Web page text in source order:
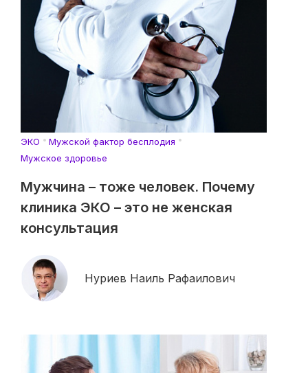
ЭКО
Мужской фактор бесплодия
Мужское здоровье
Мужчина – тоже человек. Почему
клиника ЭКО – это не женская
консультация
Нуриев Наиль Рафаилович